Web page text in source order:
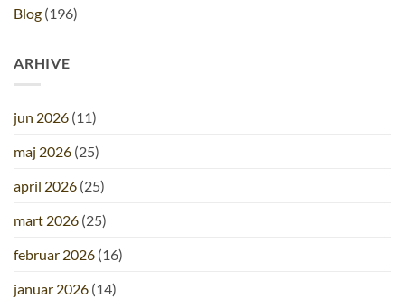
Blog (196)
ARHIVE
jun 2026 (11)
maj 2026 (25)
april 2026 (25)
mart 2026 (25)
februar 2026 (16)
januar 2026 (14)